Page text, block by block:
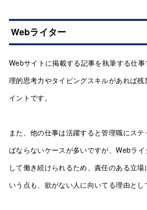
Webライター
Webサイトに掲載する記事を執筆する仕
理的思考力やタイピングスキルがあれば残
イントです。
また、他の仕事は活躍すると管理職にス
ばならないケースが多いですが、Webラ
して働き続けられるため、責任のある立場
いう点も、欲がない人に向いてる理由とし